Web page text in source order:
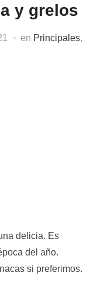
y grelos
en Principales,
delicia. Es
del año.
si preferimos.